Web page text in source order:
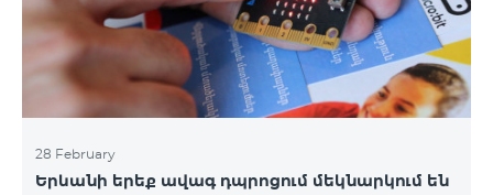
28 February
Երևանի երեք ավագ դպրոցում մեկնարկում են